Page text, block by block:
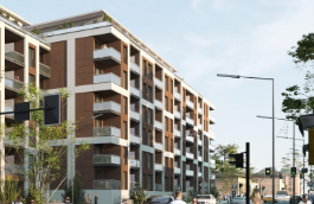
KATOWICE - APARTAMENTY GRUNDMANNA
ŁÓDŹ - TUWIMA APARTMENTS
ŁÓDŹ - TUWIMA RESIDENCE
ŁÓDŹ - WIMA A APARTMENTS